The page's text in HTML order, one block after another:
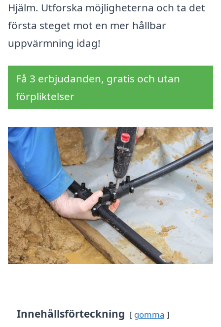
Hjälm. Utforska möjligheterna och ta det
första steget mot en mer hållbar
uppvärmning idag!
Få 3 erbjudanden, gratis och utan
förpliktelser
Innehållsförteckning gömma